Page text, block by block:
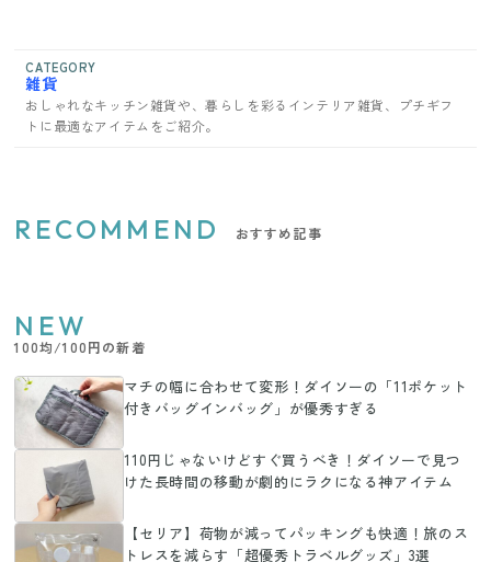
CATEGORY
雑貨
おしゃれなキッチン雑貨や、暮らしを彩るインテリア雑貨、プチギフ
トに最適なアイテムをご紹介。
RECOMMEND おすすめ記事
NEW
100均/100円の新着
マチの幅に合わせて変形！ダイソーの「11ポケット
付きバッグインバッグ」が優秀すぎる
110円じゃないけどすぐ買うべき！ダイソーで見つ
けた長時間の移動が劇的にラクになる神アイテム
【セリア】荷物が減ってパッキングも快適！旅のス
トレスを減らす「超優秀トラベルグッズ」3選